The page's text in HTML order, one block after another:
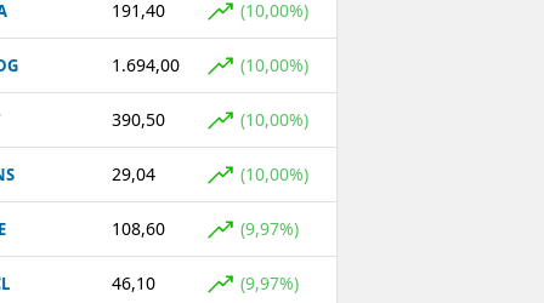
Malatya
Manisa
Kahramanmaraş
Mardin
Muğla
Muş
191,40 (10,00%)
1.694,00 (10,00%)
390,50 (10,00%)
29,04 (10,00%)
108,60 (9,97%)
46,10 (9,97%)